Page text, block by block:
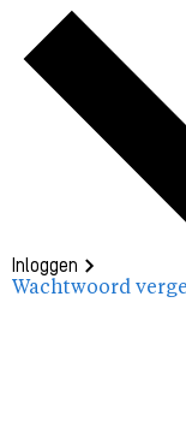
Inloggen
Wachtwoord